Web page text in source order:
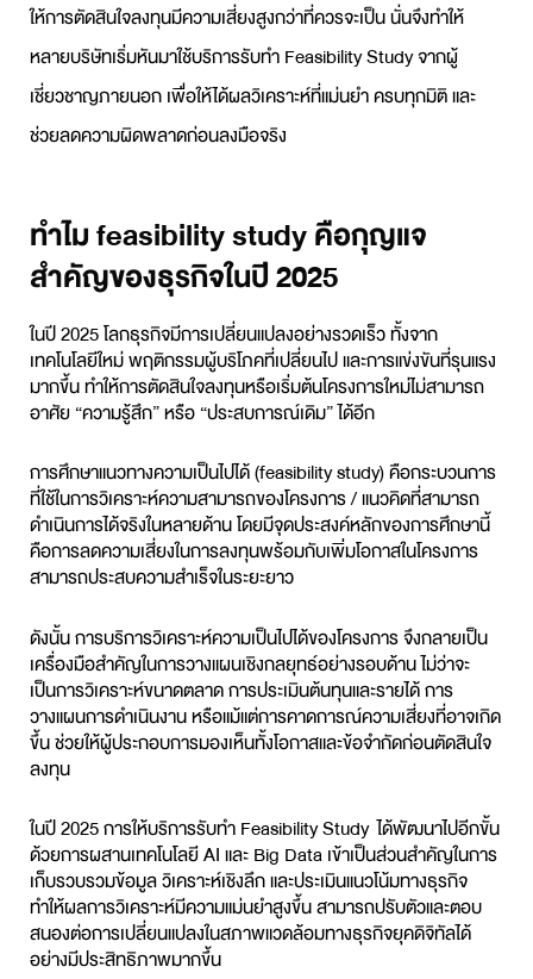
ให้การตัดสินใจลงทุนมีความเสี่ยงสูงกว่าที่ควรจะเป็น นั่นจึงทำให้
หลายบริษัทเริ่มหันมาใช้บริการรับทำ Feasibility Studyจากผู้
เชี่ยวชาญภายนอก เพื่อให้ได้ผลวิเคราะห์ที่แม่นยำ ครบทุกมิติ และ
ช่วยลดความผิดพลาดก่อนลงมือจริง
ทำไม feasibility study คือกุญแจ
สำคัญของธุรกิจในปี 2025
ในปี 2025 โลกธุรกิจมีการเปลี่ยนแปลงอย่างรวดเร็ว ทั้งจาก
เทคโนโลยีใหม่ พฤติกรรมผู้บริโภคที่เปลี่ยนไป และการแข่งขันที่รุนแรง
มากขึ้น ทำให้การตัดสินใจลงทุนหรือเริ่มต้นโครงการใหม่ไม่สามารถ
อาศัย “ความรู้สึก” หรือ “ประสบการณ์เดิม” ได้อีก
การศึกษาแนวทางความเป็นไปได้ (feasibility study) คือกระบวนการ
ที่ใช้ในการวิเคราะห์ความสามารถของโครงการ / แนวคิดที่สามารถ
ดำเนินการได้จริงในหลายด้าน โดยมีจุดประสงค์หลักของการศึกษานี้
คือการลดความเสี่ยงในการลงทุนพร้อมกับเพิ่มโอกาสในโครงการ
สามารถประสบความสำเร็จในระยะยาว
ดังนั้น การบริการวิเคราะห์ความเป็นไปได้ของโครงการ จึงกลายเป็น
เครื่องมือสำคัญในการวางแผนเชิงกลยุทธ์อย่างรอบด้าน ไม่ว่าจะ
เป็นการวิเคราะห์ขนาดตลาด การประเมินต้นทุนและรายได้ การ
วางแผนการดำเนินงาน หรือแม้แต่การคาดการณ์ความเสี่ยงที่อาจเกิด
ขึ้น ช่วยให้ผู้ประกอบการมองเห็นทั้งโอกาสและข้อจำกัดก่อนตัดสินใจ
ลงทุน
ในปี 2025 การให้บริการรับทำ Feasibility Studyได้พัฒนาไปอีกขั้น
ด้วยการผสานเทคโนโลยี AI และ Big Data เข้าเป็นส่วนสำคัญในการ
เก็บรวบรวมข้อมูล วิเคราะห์เชิงลึก และประเมินแนวโน้มทางธุรกิจ
ทำให้ผลการวิเคราะห์มีความแม่นยำสูงขึ้น สามารถปรับตัวและตอบ
สนองต่อการเปลี่ยนแปลงในสภาพแวดล้อมทางธุรกิจยุคดิจิทัลได้
อย่างมีประสิทธิภาพมากขึ้น